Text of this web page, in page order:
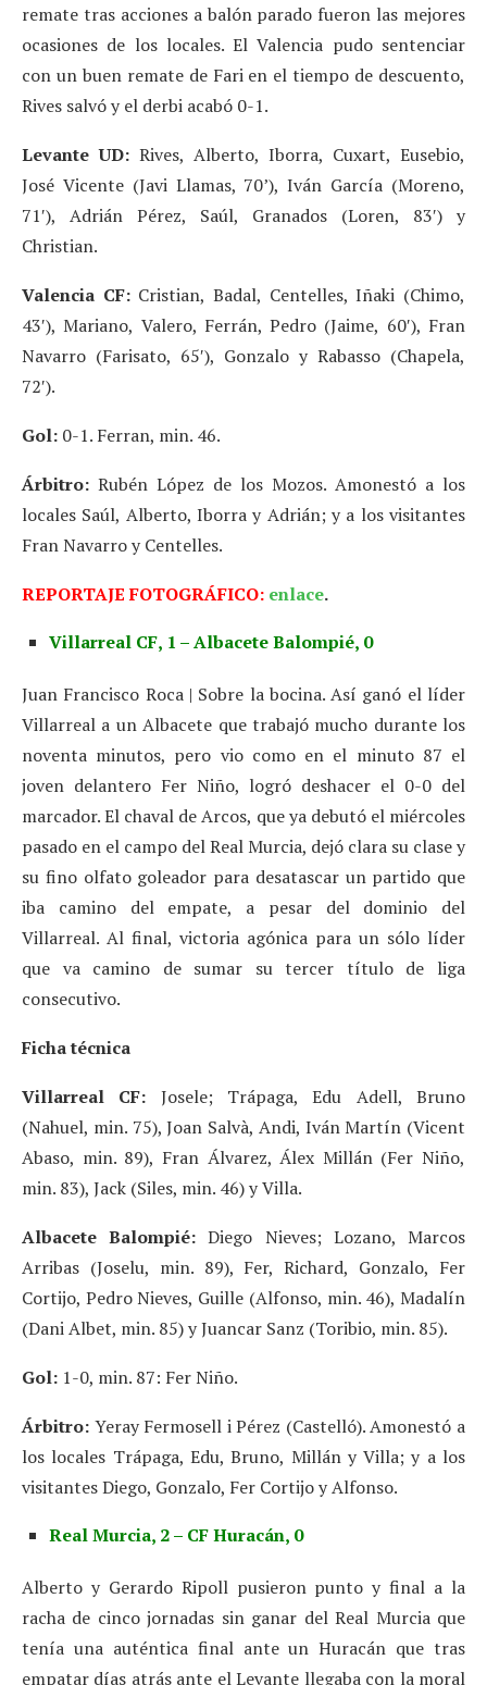
remate tras acciones a balón parado fueron las mejores
ocasiones de los locales. El Valencia pudo sentenciar
con un buen remate de Fari en el tiempo de descuento,
Rives salvó y el derbi acabó 0-1.
Levante UD: Rives, Alberto, Iborra, Cuxart, Eusebio,
José Vicente (Javi Llamas, 70’), Iván García (Moreno,
71′), Adrián Pérez, Saúl, Granados (Loren, 83′) y
Christian.
Valencia CF: Cristian, Badal, Centelles, Iñaki (Chimo,
43′), Mariano, Valero, Ferrán, Pedro (Jaime, 60′), Fran
Navarro (Farisato, 65′), Gonzalo y Rabasso (Chapela,
72′).
Gol: 0-1. Ferran, min. 46.
Árbitro: Rubén López de los Mozos. Amonestó a los
locales Saúl, Alberto, Iborra y Adrián; y a los visitantes
Fran Navarro y Centelles.
REPORTAJE FOTOGRÁFICO: enlace.
Villarreal CF, 1 – Albacete Balompié, 0
Juan Francisco Roca | Sobre la bocina. Así ganó el líder
Villarreal a un Albacete que trabajó mucho durante los
noventa minutos, pero vio como en el minuto 87 el
joven delantero Fer Niño, logró deshacer el 0-0 del
marcador. El chaval de Arcos, que ya debutó el miércoles
pasado en el campo del Real Murcia, dejó clara su clase y
su fino olfato goleador para desatascar un partido que
iba camino del empate, a pesar del dominio del
Villarreal. Al final, victoria agónica para un sólo líder
que va camino de sumar su tercer título de liga
consecutivo.
Ficha técnica
Villarreal CF: Josele; Trápaga, Edu Adell, Bruno
(Nahuel, min. 75), Joan Salvà, Andi, Iván Martín (Vicent
Abaso, min. 89), Fran Álvarez, Álex Millán (Fer Niño,
min. 83), Jack (Siles, min. 46) y Villa.
Albacete Balompié: Diego Nieves; Lozano, Marcos
Arribas (Joselu, min. 89), Fer, Richard, Gonzalo, Fer
Cortijo, Pedro Nieves, Guille (Alfonso, min. 46), Madalín
(Dani Albet, min. 85) y Juancar Sanz (Toribio, min. 85).
Gol: 1-0, min. 87: Fer Niño.
Árbitro: Yeray Fermosell i Pérez (Castelló). Amonestó a
los locales Trápaga, Edu, Bruno, Millán y Villa; y a los
visitantes Diego, Gonzalo, Fer Cortijo y Alfonso.
Real Murcia, 2 – CF Huracán, 0
Alberto y Gerardo Ripoll pusieron punto y final a la
racha de cinco jornadas sin ganar del Real Murcia que
tenía una auténtica final ante un Huracán que tras
empatar días atrás ante el Levante llegaba con la moral